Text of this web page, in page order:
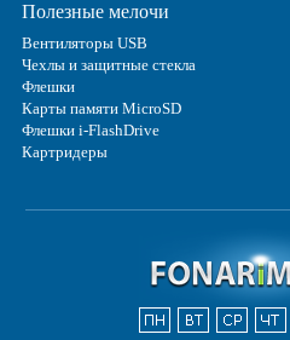
Полезные мелочи
Вентиляторы USB
Чехлы и защитные стекла
Флешки
Карты памяти MicroSD
Флешки i-FlashDrive
Картридеры